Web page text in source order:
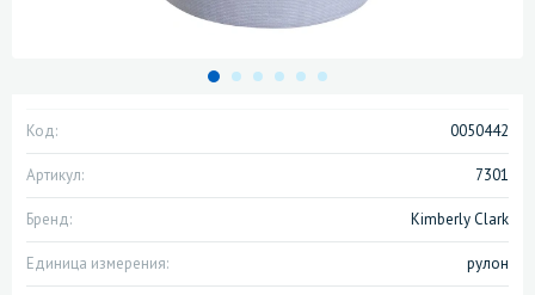
Код: 0050442
Артикул: 7301
Бренд: Kimberly Clark
Единица измерения: рулон